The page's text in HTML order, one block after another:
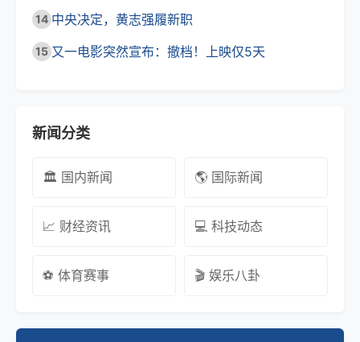
14 中央决定，黄志强履新职
15 又一电影突然宣布：撤档！上映仅5天
新闻分类
🏛️ 国内新闻 🌎 国际新闻
📈 财经资讯 💻 科技动态
⚽ 体育赛事 🎬 娱乐八卦